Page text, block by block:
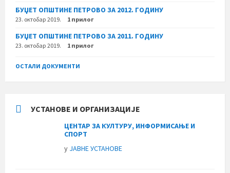
БУЏЕТ ОПШТИНЕ ПЕТРОВО ЗА 2012. ГОДИНУ
23. октобар 2019. 1 прилог
БУЏЕТ ОПШТИНЕ ПЕТРОВО ЗА 2011. ГОДИНУ
23. октобар 2019. 1 прилог
ОСТАЛИ ДОКУМЕНТИ
УСТАНОВЕ И ОРГАНИЗАЦИЈЕ
ЦЕНТАР ЗА КУЛТУРУ, ИНФОРМИСАЊЕ И
СПОРТ
у ЈАВНЕ УСТАНОВЕ